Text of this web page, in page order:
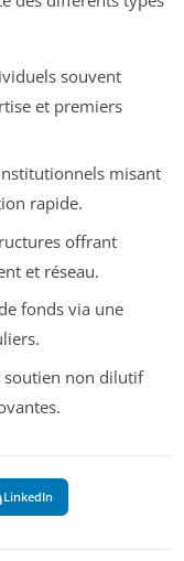
souvent
et premiers
misant
rapide.
offrant
et réseau.
fonds via une
soutien non dilutif
LinkedIn